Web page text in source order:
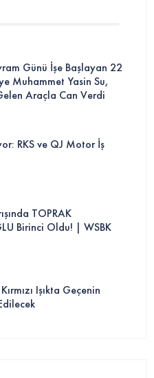
Günü İşe Başlayan 22
Muhammet Yasin Su,
Araçla Can Verdi
RKS ve QJ Motor İş
TOPRAK
Birinci Oldu! | WSBK
Işıkta Geçenin